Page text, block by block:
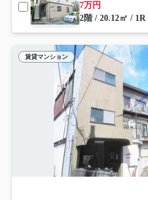
7万円
2階 / 20.12㎡ / 1R
賃貸マンション